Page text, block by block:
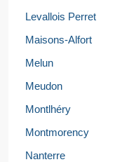
Levallois Perret
Maisons-Alfort
Melun
Meudon
Montlhéry
Montmorency
Nanterre